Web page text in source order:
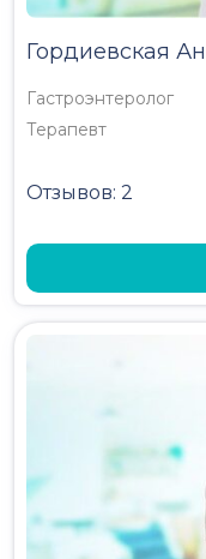
Гордиевская
Гастроэнтеролог
Терапевт
Отзывов: 2